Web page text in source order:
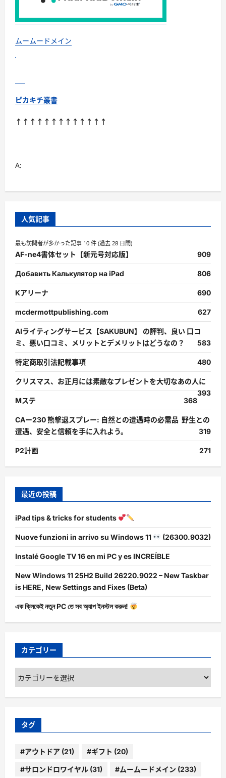
つ
て
に
ムームードメイン
ピカキチ叢書
↑↑↑↑↑↑↑↑↑↑↑↑↑
A:
人気記事
最も訪問者が多かった記事 10 件 (過去 28 日間)
AF-ne4書体セット【新元号対応版】 909
Добавить Калькулятор на iPad 806
Kアリーナ 690
mcdermottpublishing.com 627
AIライティングサービス【SAKUBUN】 の評判、良い 口コ
ミ、悪い口コミ、メリットとデメリットはどうなの？
583
特定商取引法記載事項 480
クリスマス、お正月には素敵なプレゼントを大切なあの人に
393
Mステ
368
CAー230 熊撃退スプレー: 自然との遭遇時の必需品 野生との
遭遇、安全と信頼を手に入れよう。
319
P2計画 271
最近の投稿
iPad tips & tricks for students
Nuove funzioni in arrivo su Windows 11 (26300.9032)
Instalé Google TV 16 en mi PC y es INCREÍBLE
New Windows 11 25H2 Build 26220.9022 – New Taskbar
is HERE, New Settings and Fixes (Beta)
এক ক্লিকেই নতুন PC তে সব অ্যাপ ইনস্টল করুন!
カテゴリー
カ
テ
ゴ
ー
タグ
#アウトドア (21) #ギフト (20)
#サロンドロワイヤル (31) #ムームードメイン (233)